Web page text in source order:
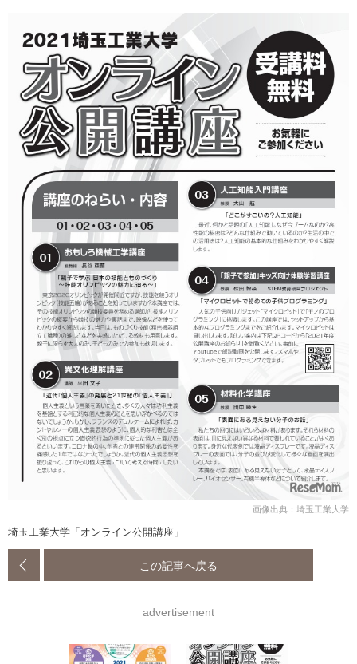
画像出典：埼玉工業大学
埼玉工業大学「オンライン公開講座」
この記事へ戻る
advertisement